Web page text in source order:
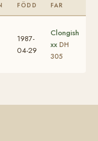
FÖDD FAR
1987-
04-29
Clongish
xx DH
305